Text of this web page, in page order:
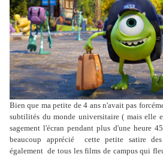
Bien que ma petite de 4 ans n'avait pas
subtilités du monde universitaire ( mais elle
sagement l'écran pendant plus d'une heure
beaucoup apprécié cette petite satire
également de tous les films de campus qui